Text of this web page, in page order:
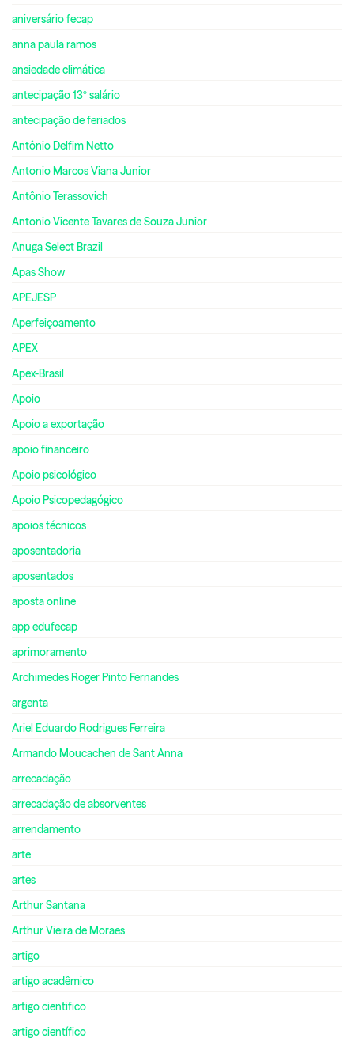
aniversário fecap
anna paula ramos
ansiedade climática
antecipação 13º salário
antecipação de feriados
Antônio Delfim Netto
Antonio Marcos Viana Junior
Antônio Terassovich
Antonio Vicente Tavares de Souza Junior
Anuga Select Brazil
Apas Show
APEJESP
Aperfeiçoamento
APEX
Apex-Brasil
Apoio
Apoio a exportação
apoio financeiro
Apoio psicológico
Apoio Psicopedagógico
apoios técnicos
aposentadoria
aposentados
aposta online
app edufecap
aprimoramento
Archimedes Roger Pinto Fernandes
argenta
Ariel Eduardo Rodrigues Ferreira
Armando Moucachen de Sant Anna
arrecadação
arrecadação de absorventes
arrendamento
arte
artes
Arthur Santana
Arthur Vieira de Moraes
artigo
artigo acadêmico
artigo cientifico
artigo científico